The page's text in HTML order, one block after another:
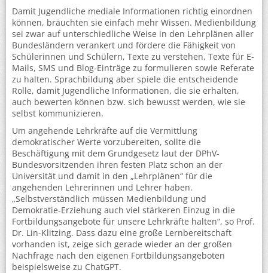
Damit Jugendliche mediale Informationen richtig einordnen
können, bräuchten sie einfach mehr Wissen. Medienbildung
sei zwar auf unterschiedliche Weise in den Lehrplänen aller
Bundesländern verankert und fördere die Fähigkeit von
Schülerinnen und Schülern, Texte zu verstehen, Texte für E-
Mails, SMS und Blog-Einträge zu formulieren sowie Referate
zu halten. Sprachbildung aber spiele die entscheidende
Rolle, damit Jugendliche Informationen, die sie erhalten,
auch bewerten können bzw. sich bewusst werden, wie sie
selbst kommunizieren.
Um angehende Lehrkräfte auf die Vermittlung
demokratischer Werte vorzubereiten, sollte die
Beschäftigung mit dem Grundgesetz laut der DPhV-
Bundesvorsitzenden ihren festen Platz schon an der
Universität und damit in den „Lehrplänen“ für die
angehenden Lehrerinnen und Lehrer haben.
„Selbstverständlich müssen Medienbildung und
Demokratie-Erziehung auch viel stärkeren Einzug in die
Fortbildungsangebote für unsere Lehrkräfte halten“, so Prof.
Dr. Lin-Klitzing. Dass dazu eine große Lernbereitschaft
vorhanden ist, zeige sich gerade wieder an der großen
Nachfrage nach den eigenen Fortbildungsangeboten
beispielsweise zu ChatGPT.